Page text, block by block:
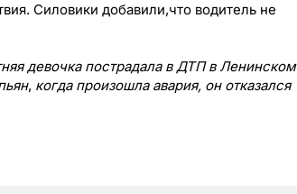
Силовики добавили,что водитель не
девочка пострадала в ДТП в Ленинском
, когда произошла авария, он отказался